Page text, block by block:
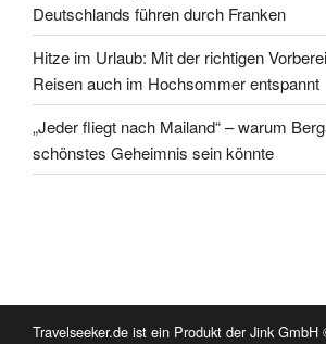
Deutschlands führen durch Franken
Hitze im Urlaub: Mit der richtigen
Reisen auch im Hochsommer entspannt
„Jeder fliegt nach Mailand“ – warum
schönstes Geheimnis sein könnte
Travelseeker.de ist ein Produkt der Jink